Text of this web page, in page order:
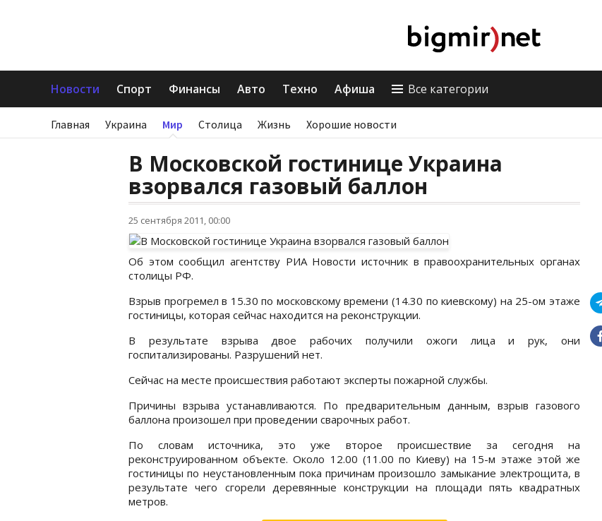
Новости Спорт Финансы Авто Техно Афиша Все категории
Главная Украина Мир Столица Жизнь Хорошие новости
В Московской гостинице Украина
взорвался газовый баллон
25 сентября 2011, 00:00
Об этом сообщил агентству РИА Новости источник в правоохранительных органах
столицы РФ.
Взрыв прогремел в 15.30 по московскому времени (14.30 по киевскому) на 25-ом этаже
гостиницы, которая сейчас находится на реконструкции.
В результате взрыва двое рабочих получили ожоги лица и рук, они
госпитализированы. Разрушений нет.
Сейчас на месте происшествия работают эксперты пожарной службы.
Причины взрыва устанавливаются. По предварительным данным, взрыв газового
баллона произошел при проведении сварочных работ.
По словам источника, это уже второе происшествие за сегодня на
реконструированном объекте. Около 12.00 (11.00 по Киеву) на 15-м этаже этой же
гостиницы по неустановленным пока причинам произошло замыкание электрощита, в
результате чего сгорели деревянные конструкции на площади пять квадратных
метров.